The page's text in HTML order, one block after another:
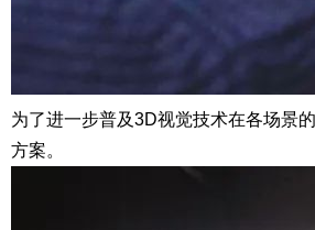
为了进一步普及3D视觉技术在各场景
方案。